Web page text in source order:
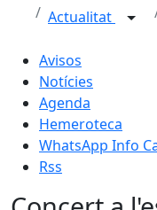
Actualitat
Avisos
Notícies
Agenda
Hemeroteca
WhatsApp Info
Rss